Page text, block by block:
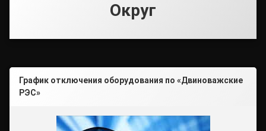
Округ
График отключения оборудования по «Двиноважские
РЭС»